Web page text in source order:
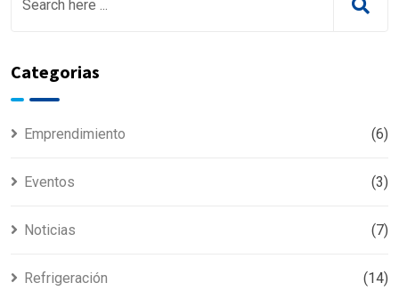
Categorias
Emprendimiento (6)
Eventos (3)
Noticias (7)
Refrigeración (14)